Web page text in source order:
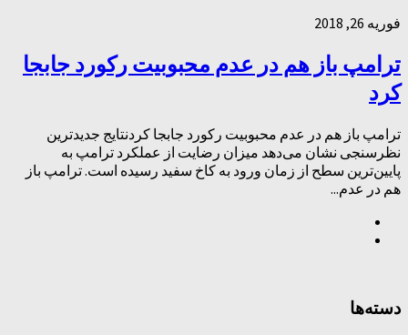
فوریه 26, 2018
ترامپ باز هم در عدم محبوبیت رکورد جابجا
کرد
ترامپ باز هم در عدم محبوبیت رکورد جابجا کردنتایج جدیدترین
نظرسنجی نشان می‌دهد میزان رضایت از عملکرد ترامپ به
پایین‌ترین سطح از زمان ورود به کاخ سفید رسیده است. ترامپ باز
هم در عدم...
دسته‌ها